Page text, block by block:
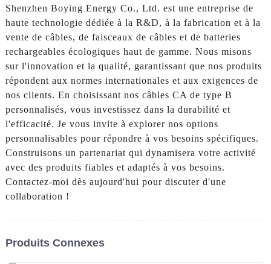
Shenzhen Boying Energy Co., Ltd. est une entreprise de
haute technologie dédiée à la R&D, à la fabrication et à la
vente de câbles, de faisceaux de câbles et de batteries
rechargeables écologiques haut de gamme. Nous misons
sur l'innovation et la qualité, garantissant que nos produits
répondent aux normes internationales et aux exigences de
nos clients. En choisissant nos câbles CA de type B
personnalisés, vous investissez dans la durabilité et
l'efficacité. Je vous invite à explorer nos options
personnalisables pour répondre à vos besoins spécifiques.
Construisons un partenariat qui dynamisera votre activité
avec des produits fiables et adaptés à vos besoins.
Contactez-moi dès aujourd'hui pour discuter d'une
collaboration !
Produits Connexes